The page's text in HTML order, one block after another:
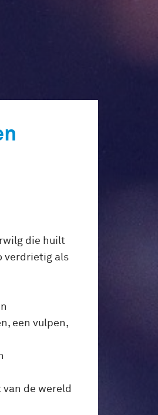
die huilt
verdrietig als
een vulpen,
de wereld